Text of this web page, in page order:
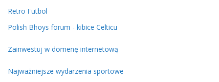
Retro Futbol
Polish Bhoys forum - kibice Celticu
Zainwestuj w domenę internetową
Najważniejsze wydarzenia sportowe